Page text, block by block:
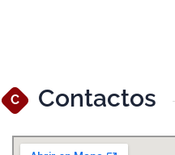
C Contactos